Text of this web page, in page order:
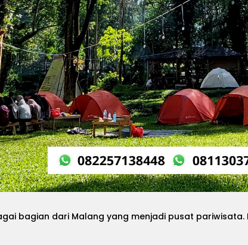
bagian dari Malang yang menjadi pusat